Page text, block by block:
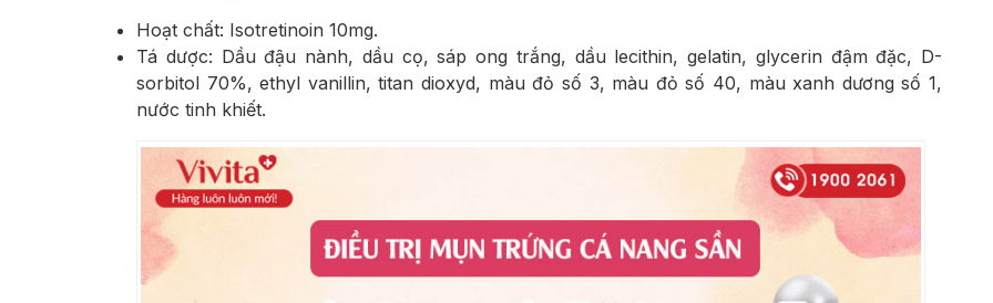
Hoạt chất: Isotretinoin 10mg.
Tá dược: Dầu đậu nành, dầu cọ, sáp ong trắng, dầu lecithin, gelatin, glycerin đậm đặc, D-
sorbitol 70%, ethyl vanillin, titan dioxyd, màu đỏ số 3, màu đỏ số 40, màu xanh dương số 1,
nước tinh khiết.